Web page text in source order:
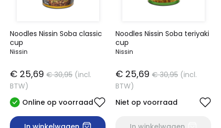
Noodles Nissin Soba classic
cup
Nissin
€ 25,69 € 30,95 (incl.
BTW)
Online op voorraad
Noodles Nissin Soba teriyaki
cup
Nissin
€ 25,69 € 30,95 (incl.
BTW)
Niet op voorraad